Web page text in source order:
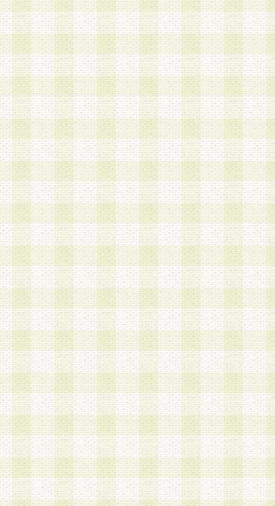
a.既に登録されている会員と同一のメールアドレ
録する場合
b.本サービスと同様のサービスを提供している企
業に従事していると思われる本人またはその家族
場合
c.その他当社が不適切と判断する場合
2.当社は、会員登録希望者を会員として承認する
した 場合、会員登録希望者による会員登録手続
による承認後の場合であっても、会員登録の取り
の抹消を、当社が適切と判 断する方法・手段に
とができるものとします。
3.会員登録希望者が18歳未満、成年被後見人、被
人 である場合は、親権者などの法定代理人の同
録を行うものとします。なお、義務教育学齢に該
者については、登録時に 当社が別途定める方法
権者による承認手続きを行うものとします。
第3条 会員の登録方法
1.会員登録手続きは、会員登録希望者本人が行う
る登録は一切認められないものとします。
2.会員登録希望者は、本規約に同意の後、当社指
画 面」において、当社が指定する必要事項を入
を行うものとします。当社は、会員登録を承認し
会員として本サービスを 受けるためのログイン
を付与します。
3.会員は、会員登録の際に申告する登録情報の全
いかなる虚偽の申告をも行ってはならないものと
4.会員は、複数のログインＩＤおよびパスワード
いものとします。